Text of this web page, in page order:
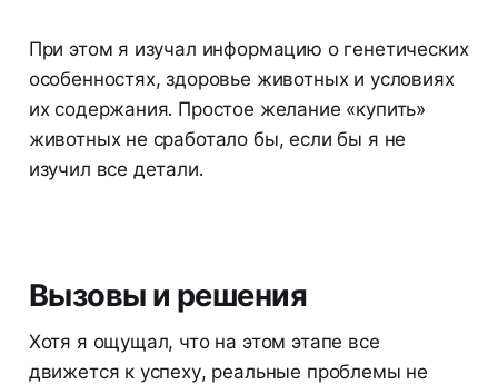
При этом я изучал информацию о генетических
особенностях, здоровье животных и условиях
их содержания. Простое желание «купить»
животных не сработало бы, если бы я не
изучил все детали.
Вызовы и решения
Хотя я ощущал, что на этом этапе все
движется к успеху, реальные проблемы не